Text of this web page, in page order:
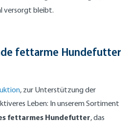
versorgt bleibt.
fettarme Hundefutter
, zur Unterstützung der
Leben: In unserem Sortiment
fettarmes Hundefutter, das